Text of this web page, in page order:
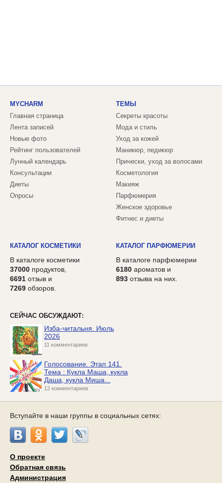
MYCHARM
Главная страница
Лента записей
Новые фото
Рейтинг пользователей
Лунный календарь
Консультации
Диеты
Опросы
ТЕМЫ
Секреты красоты
Мода и стиль
Уход за кожей
Маникюр, педикюр
Прически, уход за волосами
Косметология
Макияж
Парфюмерия
Женское здоровье
Фитнес и диеты
КАТАЛОГ КОСМЕТИКИ
В каталоге косметики
37000 продуктов,
6691 отзыв и
7269 обзоров.
КАТАЛОГ ПАРФЮМЕРИИ
В каталоге парфюмерии
6180 ароматов и
893 отзыва на них.
СЕЙЧАС ОБСУЖДАЮТ:
Изба-читальня. Июль
2026
11 комментариев
Голосование. Этап 141.
Тема : Кукла Маша, кукла
Даша, кукла Миша...
12 комментариев
Вступайте в наши группы в социальных сетях:
О проекте
Обратная связь
Администрация